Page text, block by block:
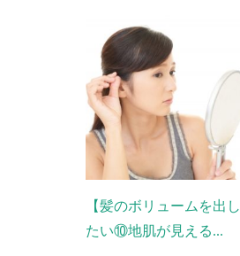
【髪のボリュームを出し
たい⑩地肌が見える...